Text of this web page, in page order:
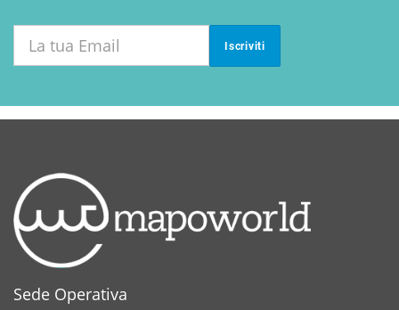
Iscriviti
Sede Operativa